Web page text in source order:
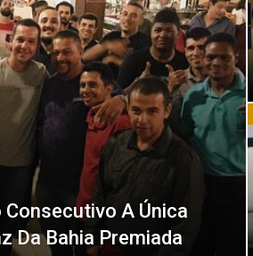
Consecutivo A Única
Da Bahia Premiada